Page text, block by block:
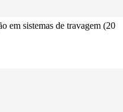
em sistemas de travagem (20